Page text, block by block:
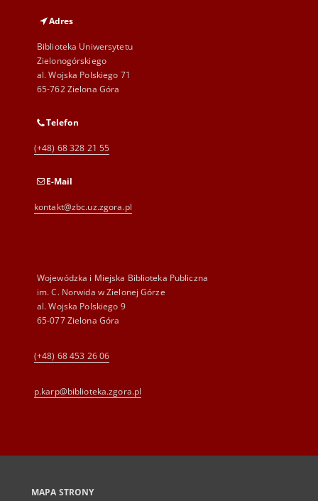
Adres
Biblioteka Uniwersytetu
Zielonogórskiego
al. Wojska Polskiego 71
65-762 Zielona Góra
Telefon
(+48) 68 328 21 55
E-Mail
kontakt@zbc.uz.zgora.pl
Wojewódzka i Miejska Biblioteka Publiczna
im. C. Norwida w Zielonej Górze
al. Wojska Polskiego 9
65-077 Zielona Góra
(+48) 68 453 26 06
p.karp@biblioteka.zgora.pl
MAPA STRONY